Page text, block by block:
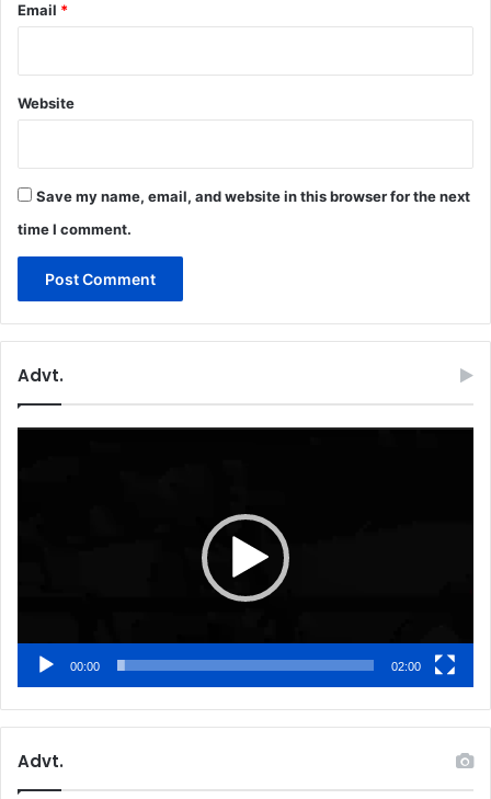
Email *
Website
Save my name, email, and website in this browser for the next
time I comment.
Advt.
00:00 02:00
Advt.